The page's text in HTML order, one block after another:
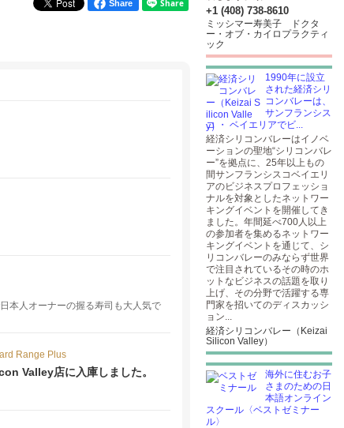
Share
本人オーナーの握る寿司も大人気で
Range Plus
Valley店に入庫しました。
+1 (408) 738-8610
ミッシマー寿美子 ドクタ
ー・オブ・カイロプラクティ
ック
1990年に設立
された経済シリ
コンバレーは、
サンフランシス
コ ・ ベイエリアでビ...
経済シリコンバレーはイノベ
ーションの聖地“シリコンバレ
ー”を拠点に、25年以上もの
間サンフランシスコベイエリ
アのビジネスプロフェッショ
ナルを対象としたネットワー
キングイベントを開催してき
ました。年間延べ700人以上
の参加者を集めるネットワー
キングイベントを通じて、シ
リコンバレーのみならず世界
で注目されているその時のホ
ットなビジネスの話題を取り
上げ、その分野で活躍する専
門家を招いてのディスカッシ
ョン...
経済シリコンバレー（Keizai
Silicon Valley）
海外に住むお子
さまのための日
本語オンライン
スクール〈ベストゼミナー
ル〉